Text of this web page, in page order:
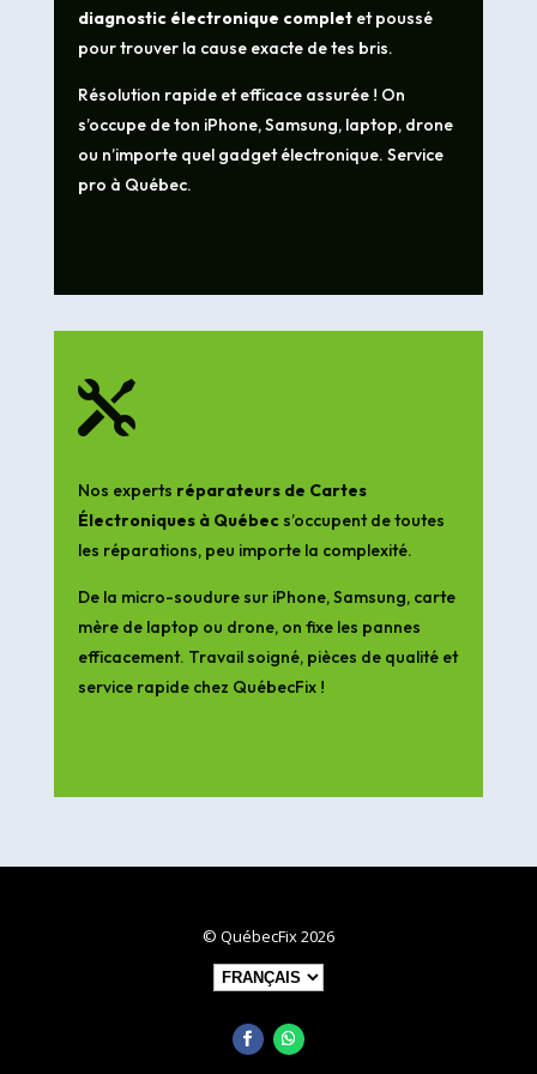
diagnostic électronique completet poussé
pour trouver la cause exacte de tes bris.
Résolution rapide et efficace assurée ! On
s’occupe de ton iPhone, Samsung, laptop, drone
ou n’importe quel gadget électronique. Service
pro à Québec.

Nos experts réparateurs de Cartes
Électroniques à Québecs’occupent de toutes
les réparations, peu importe la complexité.
De la micro-soudure sur iPhone, Samsung, carte
mère de laptop ou drone, on fixe les pannes
efficacement. Travail soigné, pièces de qualité et
service rapide chez QuébecFix !
© QuébecFix 2026